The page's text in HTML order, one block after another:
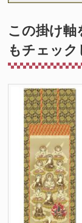
この掛け軸
もチェック